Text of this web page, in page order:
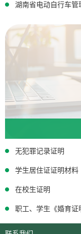
湖南省电动自行车管
无犯罪记录证明
学生居住证证明材料
在校生证明
职工、学生《婚育证